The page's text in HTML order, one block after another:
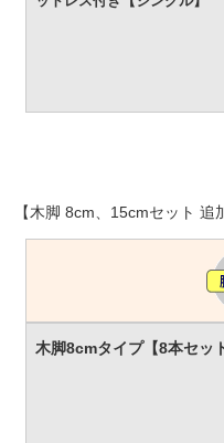
【木脚 8cm、15cmセット 追